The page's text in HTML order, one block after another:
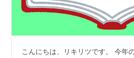
こんにちは、リキリツです。 今年